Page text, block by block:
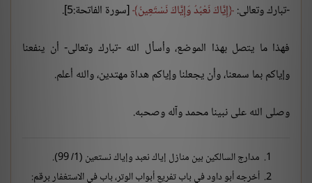
-تبارك وتعالى: إِيَّاكَ نَعْبُدُ وَإِيَّاكَ نَسْتَعِينُ [سورة الفاتحة:5].
فهذا ما يتصل بهذا الموضع، وأسأل الله -تبارك وتعالى- أن ينفعنا
وإياكم بما سمعنا، وأن يجعلنا وإياكم هداة مهتدين، والله أعلم.
وصلى الله على نبينا محمد وآله وصحبه.
مدارج السالكين بين منازل إياك نعبد وإياك نستعين (1/ 99).
أخرجه أبو داود في باب تفريع أبواب الوتر، باب في الاستغفار برقم: